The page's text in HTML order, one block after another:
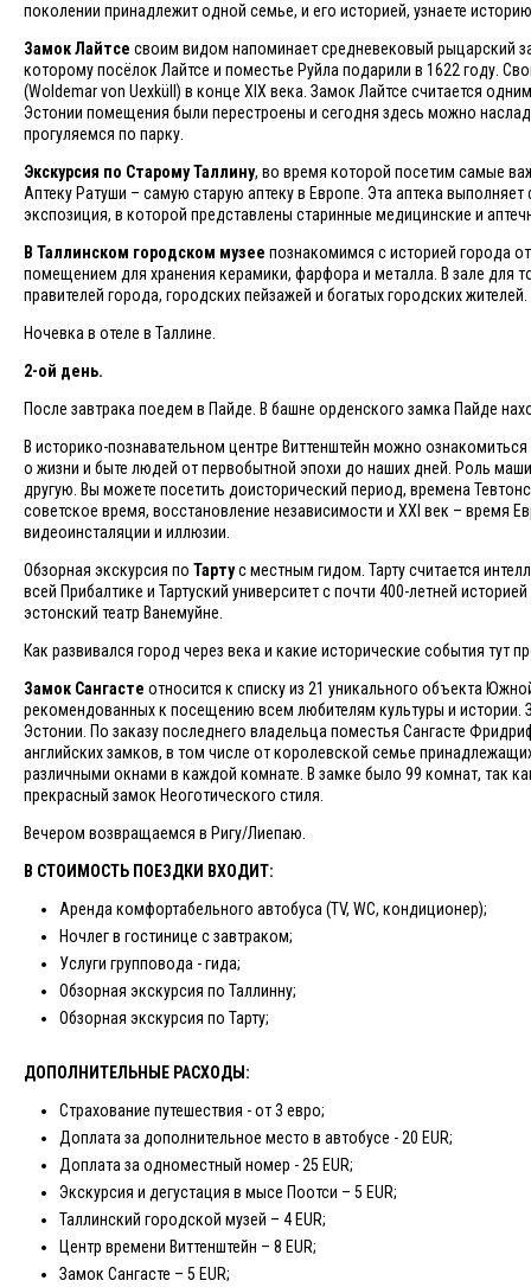
поколении принадлежит одной семье, и его историей, узнаете
Замок Лайтсе своим видом напоминает средневековый рыцарский
которому посёлок Лайтсе и поместье Руйла подарили в 1622 году.
(Woldemar von Uexküll) в конце XIX века. Замок Лайтсе считается
Эстонии помещения были перестроены и сегодня здесь можно
прогуляемся по парку.
Экскурсия по Старому Таллину, во время которой посетим самые
Аптеку Ратуши – самую старую аптеку в Европе. Эта аптека
экспозиция, в которой представлены старинные медицинские и
В Таллинском городском музее познакомимся с историей города
помещением для хранения керамики, фарфора и металла. В зале для
правителей города, городских пейзажей и богатых городских жителей.
Ночевка в отеле в Таллине.
2-ой день.
После завтрака поедем в Пайде. В башне орденского замка Пайде
В историко-познавательном центре Виттенштейн можно
о жизни и быте людей от первобытной эпохи до наших дней. Роль
другую. Вы можете посетить доисторический период, времена
советское время, восстановление независимости и XXI век –
видеоинсталяции и иллюзии.
Обзорная экскурсия по Тартус местным гидом. Тарту считается
всей Прибалтике и Тартуский университет с почти 400-летней
эстонский театр Ванемуйне.
Как развивался город через века и какие исторические события тут
Замок Сангасте относится к списку из 21 уникального объекта
рекомендованных к посещению всем любителям культуры и истории.
Эстонии. По заказу последнего владельца поместья Сангасте
английских замков, в том числе от королевской семье
различными окнами в каждой комнате. В замке было 99 комнат, так
прекрасный замок Неоготического стиля.
Вечером возвращаемся в Ригу/Лиепаю.
В СТОИМОСТЬ ПОЕЗДКИ ВХОДИТ:
Аренда комфортабельного автобуса (TV, WC, кондиционер);
Ночлег в гостинице с завтраком;
Услуги групповода - гида;
Обзорная экскурсия по Таллинну;
Обзорная экскурсия по Тарту;
ДОПОЛНИТЕЛЬНЫЕ РАСХОДЫ:
Страхование путешествия - от 3 евро;
Доплата за дополнительное место в автобусе - 20 EUR;
Доплата за одноместный номер - 25 EUR;
Экскурсия и дегустация в мысе Поотси – 5 EUR;
Таллинский городской музей – 4 EUR;
Центр времени Виттенштейн – 8 EUR;
Замок Сангасте – 5 EUR;